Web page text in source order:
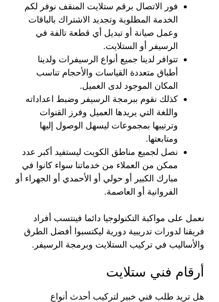
فور الاتصال برقم ستلايت المنقف نوفر لكم
الخدمة المطلوبة وتجديد الاشتراك بالباقات
وعمل صيانة أو تبديل أي قطعة تالفة في
الرسيفر أو الستلايت.
تتوافر لدينا جميع أنواع الرسيفرات ولدينا
أطباق متعددة القياسات والأحجام تناسب
المكان الموجود لدى العميل.
كذلك نقوم ببرمجة الرسيفر وضبط اعداداته
واللغة التي يريدها العميل وفرز القنوات
وترتيبها بمجموعات ليسهل الوصول إليها
ومتابعتها.
نصل لجميع مناطق الكويت ليستفيد أكبر عدد
ممكن من العملاء من خدماتنا سواء كانوا في
مبارك الكبير أو حولي أو الأحمدي أو الجهراء أو
الفروانية أو العاصمة.
نعمل على مواكبة التكنولوجيا دائما فينتسب أفراد
فريقنا لدورات تدريبية دورية ليكتسبوا أفضل الطرق
والأساليب في تركيب الستلايت وبرمجة الرسيفر.
أرقام فني ستلايت
هل تريد طلب فني خبير لتركيب أحدث أنواع